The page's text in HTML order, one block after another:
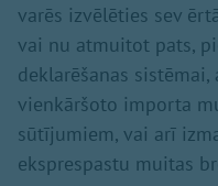
varēs izvēlēties sev
vai nu atmuitot pats,
deklarēšanas
vienkāršoto importa
sūtījumiem, vai arī
eksprespastu muitas